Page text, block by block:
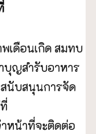
พเดือนเกิด สมทบ
บุญสำรับอาหาร
สนับสนุนการจัด
าหน้าที่จะติดต่อ